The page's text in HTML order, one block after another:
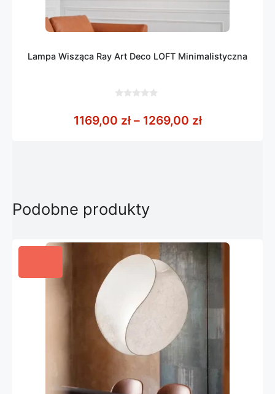
Lampa Wisząca Ray Art Deco LOFT Minimalistyczna
5
1169,00 zł – 1269,00 złZakres cen:
Podobne produkty